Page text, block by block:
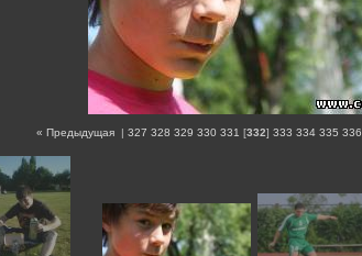
« Предыдущая| 327 328 329 330 331 [332] 333 334 335 336